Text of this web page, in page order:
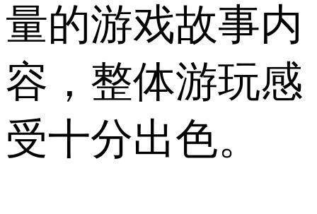
量的游戏故事内
容，整体游玩感
受十分出色。